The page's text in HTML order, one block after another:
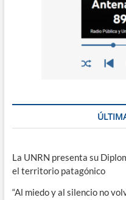
La UNRN presenta su
el territorio patagónico
“Al miedo y al silencio no